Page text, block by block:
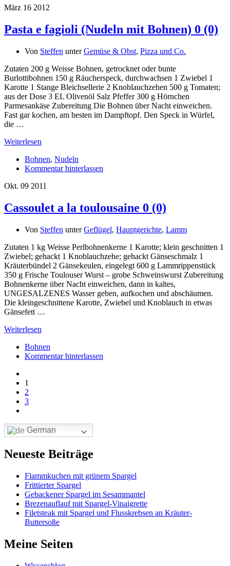
März 16 2012
Pasta e fagioli (Nudeln mit Bohnen) 0 (0)
Von Steffen unterGemüse & Obst, Pizza und Co.
Zutaten 200 g Weisse Bohnen, getrocknet oder bunte
Burlottibohnen 150 g Räucherspeck, durchwachsen 1 Zwiebel 1
Karotte 1 Stange Bleichsellerie 2 Knoblauchzehen 500 g Tomaten;
aus der Dose 3 EL Olivenöl Salz Pfeffer 300 g Hörnchen
Parmesankäse Zubereitung Die Bohnen über Nacht einweichen.
Fast gar kochen, am besten im Dampftopf. Den Speck in Würfel,
die …
Weiterlesen
Bohnen, Nudeln
Kommentar hinterlassen
Okt. 09 2011
Cassoulet a la toulousaine 0 (0)
Von Steffen unterGeflügel, Hauptgerichte, Lamm
Zutaten 1 kg Weisse Perlbohnenkerne 1 Karotte; klein geschnitten 1
Zwiebel; gehackt 1 Knoblauchzehe; gehackt Gänseschmalz 1
Kräuterbündel 2 Gänsekeulen, eingelegt 600 g Lammrippenstück
350 g Frische Toulouser Wurst – grobe Schweinswurst Zubereitung
Bohnenkerne über Nacht einweichen, dann in kaltes,
UNGESALZENES Wasser geben, aufkochen und abschäumen.
Die kleingeschnittene Karotte, Zwiebel und Knoblauch in etwas
Gänsefett …
Weiterlesen
Bohnen
Kommentar hinterlassen
1
2
3
German
Neueste Beiträge
Flammkuchen mit grünem Spargel
Frittierter Spargel
Gebackener Spargel im Sesammantel
Brezenauflauf mit Spargel-Vinaigrette
Filetsteak mit Spargel und Flusskrebsen an Kräuter-
Buttersoße
Meine Seiten